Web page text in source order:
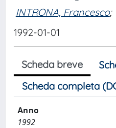
INTRONA, Francesco;
1992-01-01
Scheda breve
Scheda completa
Anno
1992